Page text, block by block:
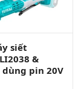
siết
&
dùng pin 20V